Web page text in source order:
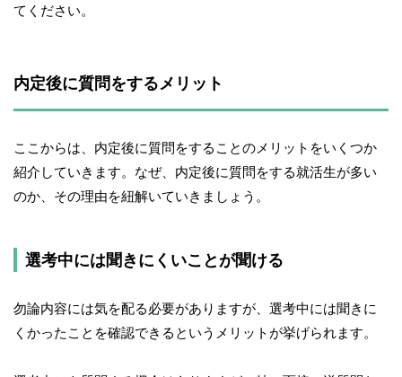
てください。
内定後に質問をするメリット
ここからは、内定後に質問をすることのメリットをいくつか
紹介していきます。なぜ、内定後に質問をする就活生が多い
のか、その理由を紐解いていきましょう。
選考中には聞きにくいことが聞ける
勿論内容には気を配る必要がありますが、選考中には聞きに
くかったことを確認できるというメリットが挙げられます。